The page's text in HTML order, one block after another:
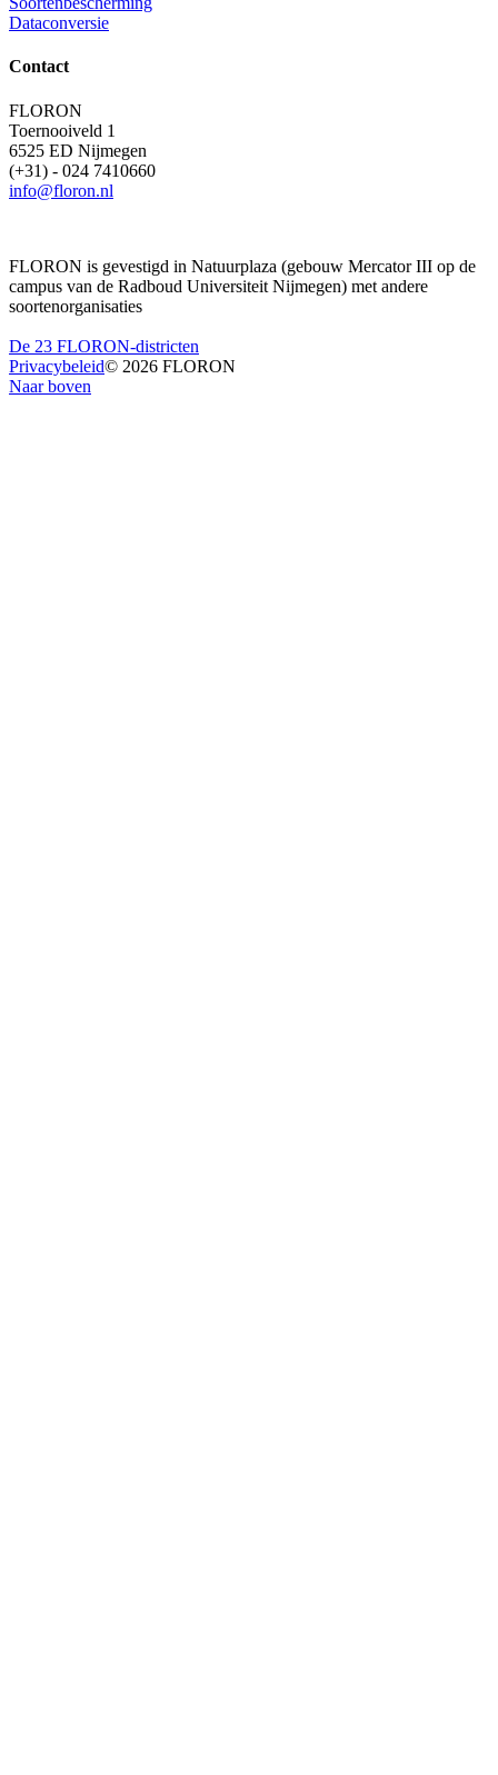
Dataconversie
Contact
FLORON
Toernooiveld 1
6525 ED Nijmegen
(+31) - 024 7410660
info@floron.nl
FLORON is gevestigd in Natuurplaza (gebouw Mercator III op de
campus van de Radboud Universiteit Nijmegen) met andere
soortenorganisaties
De 23 FLORON-districten
Privacybeleid© 2026 FLORON
Naar boven